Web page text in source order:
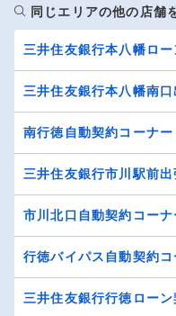
同じエリアの他の店舗
三井住友銀行本八幡ロ
三井住友銀行本八幡南
南行徳自動契約コーナー
三井住友銀行市川駅前
市川北口自動契約コーナ
行徳バイパス自動契約コ
三井住友銀行行徳ロー